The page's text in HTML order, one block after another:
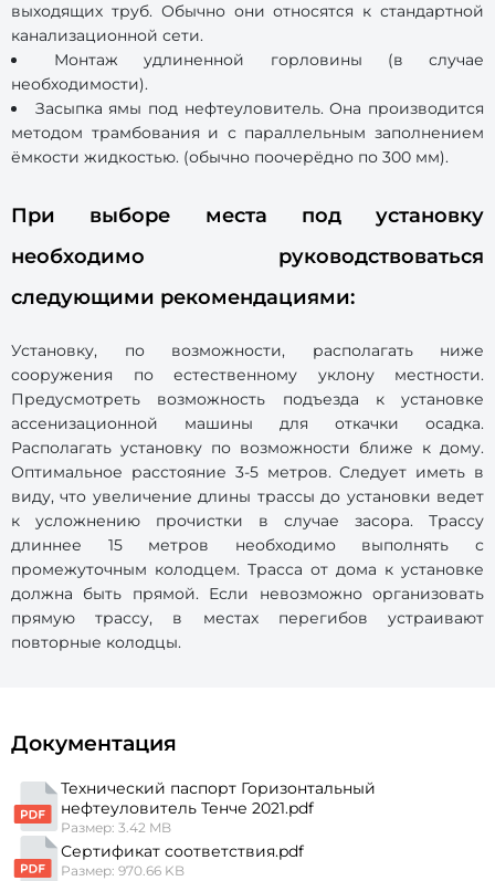
выходящих труб. Обычно они относятся к стандартной
канализационной сети.
Монтаж удлиненной горловины (в случае
необходимости).
Засыпка ямы под нефтеуловитель. Она производится
методом трамбования и с параллельным заполнением
ёмкости жидкостью. (обычно поочерёдно по 300 мм).
При выборе места под установку
необходимо руководствоваться
следующими рекомендациями:
Установку, по возможности, располагать ниже
сооружения по естественному уклону местности.
Предусмотреть возможность подъезда к установке
ассенизационной машины для откачки осадка.
Располагать установку по возможности ближе к дому.
Оптимальное расстояние 3-5 метров. Следует иметь в
виду, что увеличение длины трассы до установки ведет
к усложнению прочистки в случае засора. Трассу
длиннее 15 метров необходимо выполнять с
промежуточным колодцем. Трасса от дома к установке
должна быть прямой. Если невозможно организовать
прямую трассу, в местах перегибов устраивают
повторные колодцы.
Документация
Технический паспорт Горизонтальный
нефтеуловитель Тенче 2021.pdf
Размер: 3.42 MB
Сертификат соответствия.pdf
Размер: 970.66 KB